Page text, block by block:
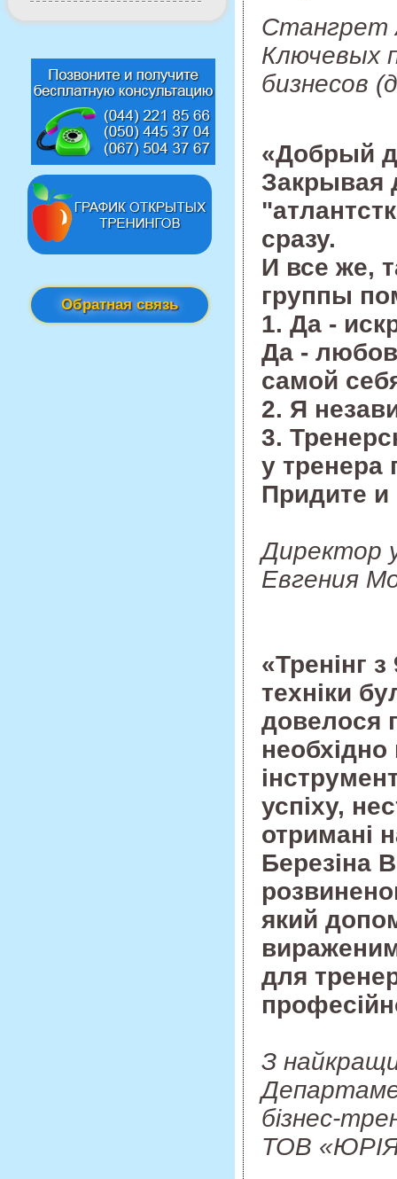
Обратная связь
Стангрет
Ключевых
бизнесов
«Добрый
Закрывая
сразу.
И все же,
группы
1. Да -
Да -
самой
2. Я
3.
у
Придите
Директор
Евгения
«Тренінг
техніки
довелося
успіху,
отримані
Березіна
який
для
З
бізнес-
ТОВ